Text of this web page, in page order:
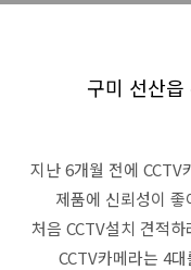
구미 선산읍
지난 6개월 전에
제품에 신뢰성이
처음 CCTV설치 견적
CCTV카메라는 4